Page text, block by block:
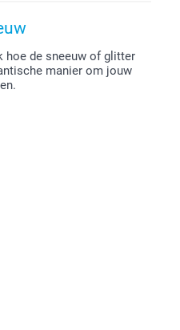
hoe de sneeuw of glitter
manier om jouw